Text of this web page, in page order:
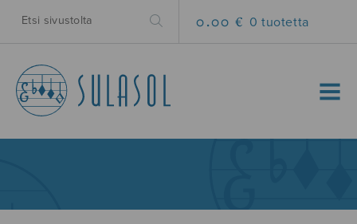
0.00 € 0 tuotetta
MENU